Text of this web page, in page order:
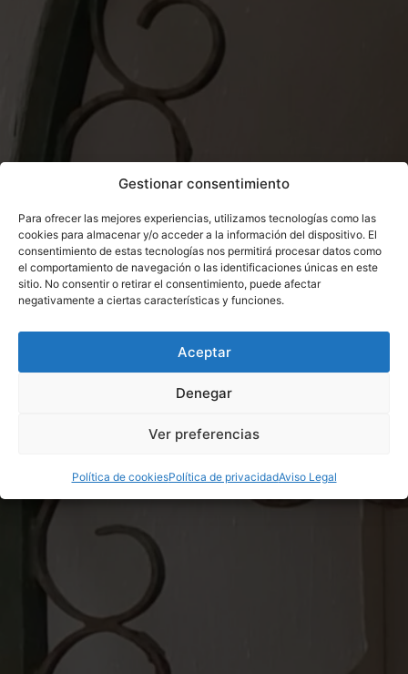
Gestionar consentimiento
Para ofrecer las mejores experiencias, utilizamos tecnologías como las
cookies para almacenar y/o acceder a la información del dispositivo. El
consentimiento de estas tecnologías nos permitirá procesar datos como
el comportamiento de navegación o las identificaciones únicas en este
sitio. No consentir o retirar el consentimiento, puede afectar
negativamente a ciertas características y funciones.
Aceptar
Denegar
Ver preferencias
Política de cookiesPolítica de privacidadAviso Legal